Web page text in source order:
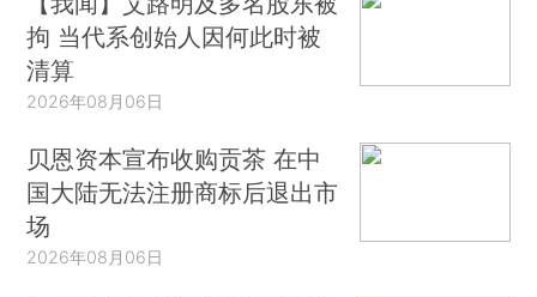
拘 当代系创始人因何此时被
清算
2026年08月06日
贝恩资本宣布收购贡茶 在中
国大陆无法注册商标后退出市
场
2026年08月06日